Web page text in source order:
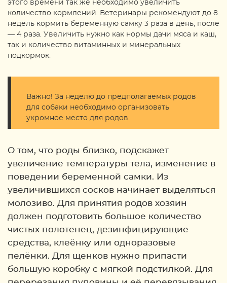
этого времени так же необходимо увеличить
количество кормлений. Ветеринары рекомендуют до 8
недель кормить беременную самку 3 раза в день, после
— 4 раза. Увеличить нужно как нормы дачи мяса и каш,
так и количество витаминных и минеральных
подкормок.
Важно! За неделю до предполагаемых родов
для собаки необходимо организовать
укромное место для родов.
О том, что роды близко, подскажет
увеличение температуры тела, изменение в
поведении беременной самки. Из
увеличившихся сосков начинает выделяться
молозиво. Для принятия родов хозяин
должен подготовить большое количество
чистых полотенец, дезинфицирующие
средства, клеёнку или одноразовые
пелёнки. Для щенков нужно припасти
большую коробку с мягкой подстилкой. Для